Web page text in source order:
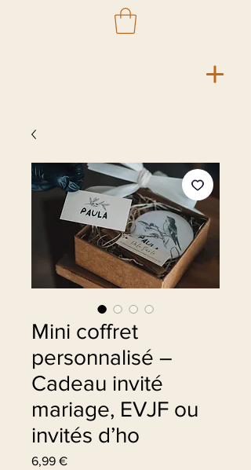
Mini coffret
personnalisé –
Cadeau invité
mariage, EVJF ou
invités d’ho
6,99 €Prix